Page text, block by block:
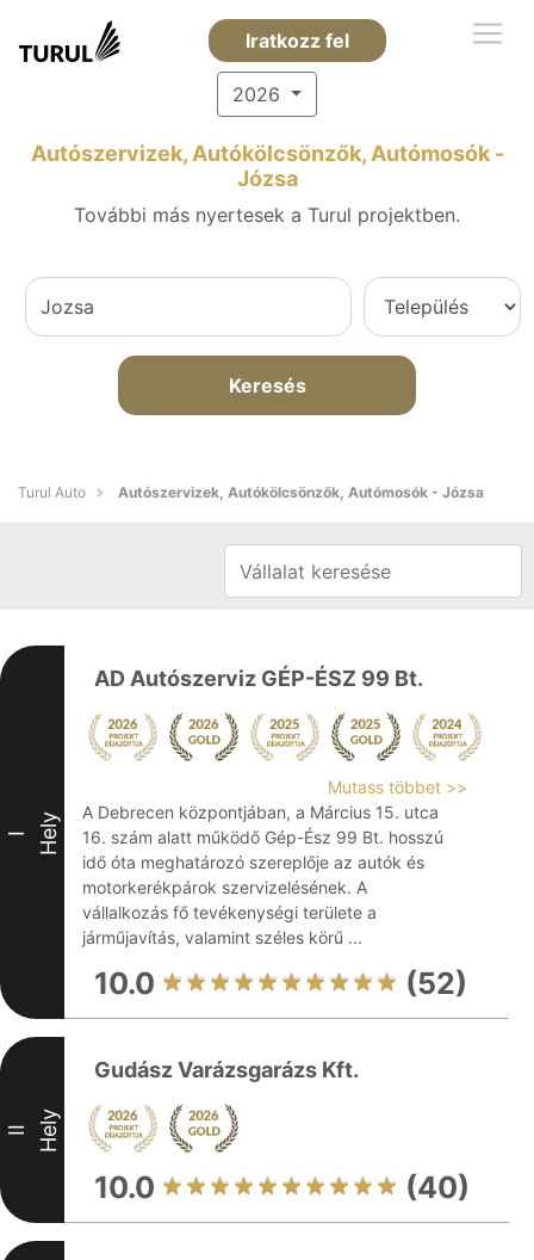
Iratkozz fel
2026
Autószervizek, Autókölcsönzők, Autómosók -
Józsa
További más nyertesek a Turul projektben.
Keresés
Turul Auto Autószervizek, Autókölcsönzők, Autómosók - Józsa
I Hely
AD Autószerviz GÉP-ÉSZ 99 Bt.
Mutass többet >>
A Debrecen központjában, a Március 15. utca
16. szám alatt működő Gép-Ész 99 Bt. hosszú
idő óta meghatározó szereplője az autók és
motorkerékpárok szervizelésének. A
vállalkozás fő tevékenységi területe a
járműjavítás, valamint széles körű ...
10.0 (52)
II Hely
Gudász Varázsgarázs Kft.
10.0 (40)